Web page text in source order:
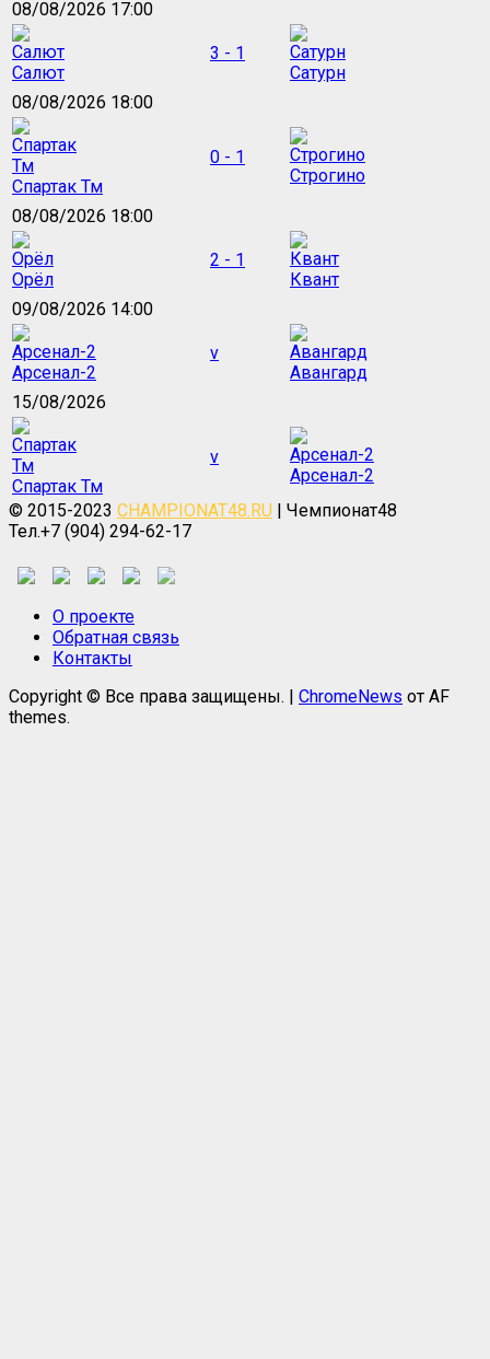
08/08/2026 17:00
Салют
3 - 1
Сатурн
08/08/2026 18:00
Спартак Тм
0 - 1
Строгино
08/08/2026 18:00
Орёл
2 - 1
Квант
09/08/2026 14:00
Арсенал-2
v
Авангард
15/08/2026
Спартак Тм
v
Арсенал-2
© 2015-2023 CHAMPIONAT48.RU | Чемпионат48
Тел.+7 (904) 294-62-17
О проекте
Обратная связь
Контакты
Copyright © Все права защищены. | ChromeNews от AF
themes.